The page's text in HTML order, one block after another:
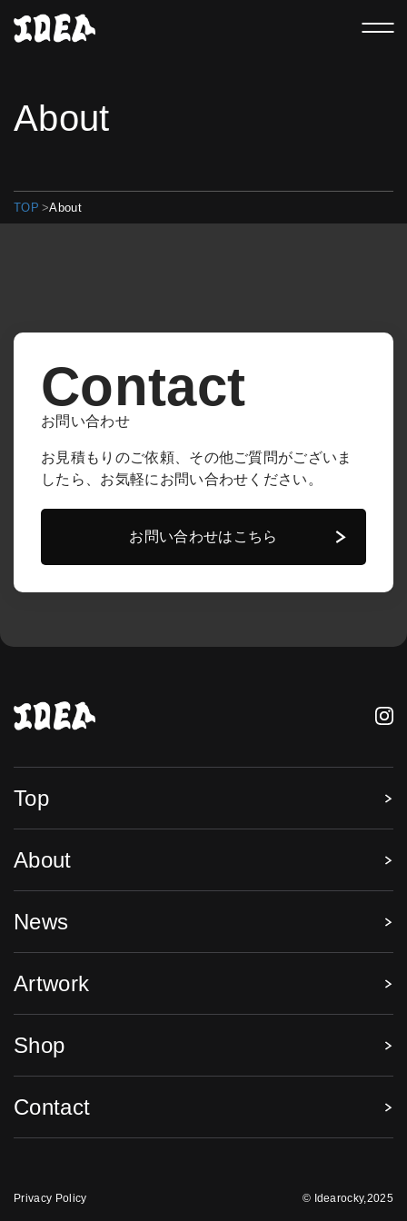
About
TOP >About
Contact
お問い合わせ
お見積もりのご依頼、その他ご質問がございま
したら、 お気軽にお問い合わせください。
お問い合わせはこちら
Top
About
News
Artwork
Shop
Contact
Privacy Policy © Idearocky,2025